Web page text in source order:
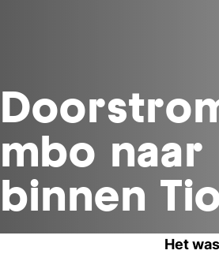
mbo naar
binnen
Het